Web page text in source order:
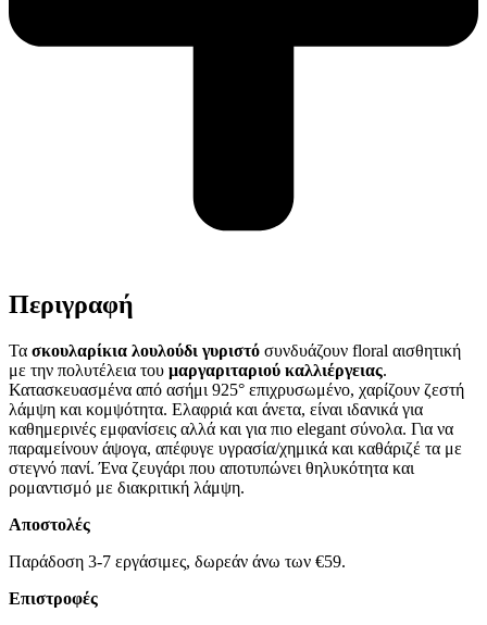
Περιγραφή
Τα σκουλαρίκια λουλούδι γυριστό συνδυάζουν floral αισθητική
με την πολυτέλεια του μαργαριταριού καλλιέργειας.
Κατασκευασμένα από ασήμι 925° επιχρυσωμένο, χαρίζουν ζεστή
λάμψη και κομψότητα. Ελαφριά και άνετα, είναι ιδανικά για
καθημερινές εμφανίσεις αλλά και για πιο elegant σύνολα. Για να
παραμείνουν άψογα, απέφυγε υγρασία/χημικά και καθάριζέ τα με
στεγνό πανί. Ένα ζευγάρι που αποτυπώνει θηλυκότητα και
ρομαντισμό με διακριτική λάμψη.
Αποστολές
Παράδοση 3-7 εργάσιμες, δωρεάν άνω των €59.
Επιστροφές